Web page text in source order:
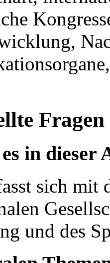
Fragen
in dieser
sich mit
und des